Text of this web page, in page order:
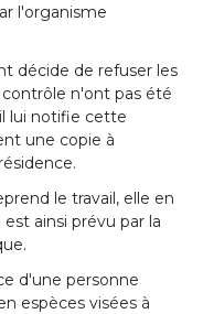
l'organisme
décide de refuser les
n'ont pas été
lui notifie cette
une copie à
le travail, elle en
ainsi prévu par la
d'une personne
espèces visées à